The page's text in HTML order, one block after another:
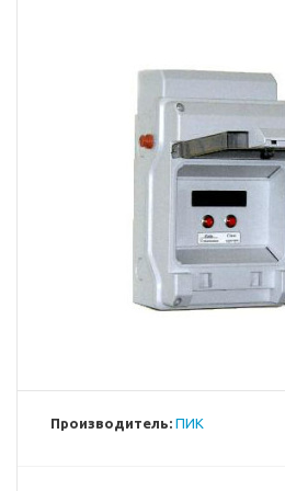
Производитель: ПИК